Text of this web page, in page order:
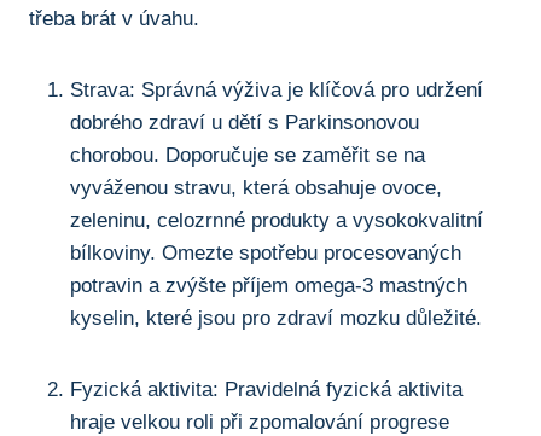
třeba brát v úvahu.
Strava: Správná ​výživa je klíčová pro udržení⁤
dobrého zdraví u dětí s Parkinsonovou‍
chorobou.‌ Doporučuje se zaměřit se na⁣
vyváženou stravu, která obsahuje ovoce,
zeleninu, celozrnné produkty a vysokokvalitní
bílkoviny. Omezte spotřebu procesovaných‌
potravin a ⁣zvýšte​ příjem omega-3‌ mastných
kyselin, které jsou ‍pro ⁣zdraví mozku důležité.
Fyzická ⁤aktivita: ⁢Pravidelná fyzická aktivita
hraje velkou roli při zpomalování progrese